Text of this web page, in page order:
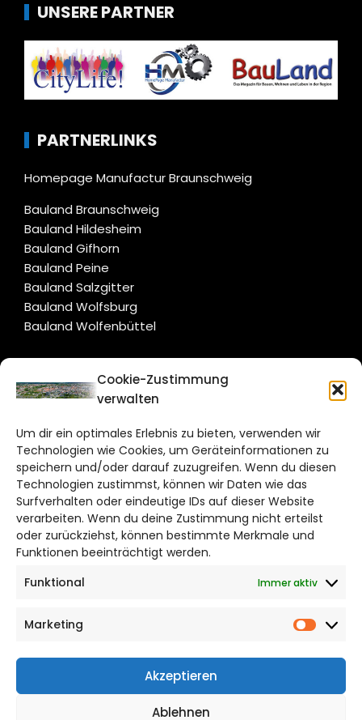
Cookie-Zustimmung
verwalten
Um dir ein optimales Erlebnis zu bieten, verwenden wir
Technologien wie Cookies, um Geräteinformationen zu
speichern und/oder darauf zuzugreifen. Wenn du diesen
Technologien zustimmst, können wir Daten wie das
Surfverhalten oder eindeutige IDs auf dieser Website
verarbeiten. Wenn du deine Zustimmung nicht erteilst
oder zurückziehst, können bestimmte Merkmale und
Funktionen beeinträchtigt werden.
Funktional
Immer aktiv
Marketing
Akzeptieren
Ablehnen
UNSERE PARTNER
PARTNERLINKS
Homepage Manufactur Braunschweig
Bauland Braunschweig
Bauland Hildesheim
Bauland Gifhorn
Bauland Peine
Bauland Salzgitter
Bauland Wolfsburg
Bauland Wolfenbüttel
CITYLIFE!
Bruchtorwall 12
38100 Braunschweig
Telefon: 0531 387220 – 65
DAS STADTMAGAZIN FÜR
BRAUNSCHWEIG
Impressum
Cookie Richtlinie
CITYLIFE! BEI FACEBOOK